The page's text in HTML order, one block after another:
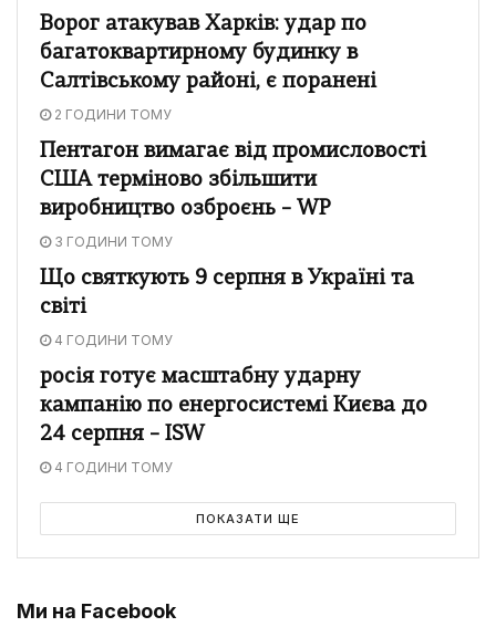
Ворог атакував Харків: удар по
багатоквартирному будинку в
Салтівському районі, є поранені
2 ГОДИНИ ТОМУ
Пентагон вимагає від промисловості
США терміново збільшити
виробництво озброєнь – WP
3 ГОДИНИ ТОМУ
Що святкують 9 серпня в Україні та
світі
4 ГОДИНИ ТОМУ
росія готує масштабну ударну
кампанію по енергосистемі Києва до
24 серпня – ISW
4 ГОДИНИ ТОМУ
ПОКАЗАТИ ЩЕ
Ми на Facebook